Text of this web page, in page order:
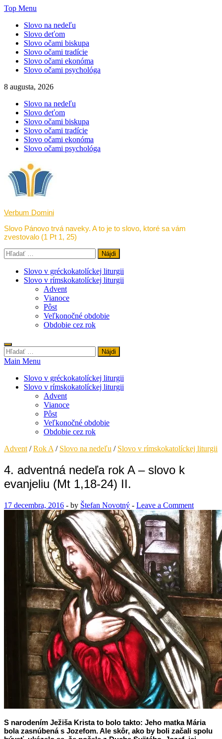
Skip
content
Top Menu
Slovo na nedeľu
Slovo deťom
Slovo očami biskupa
Slovo očami tradície
Slovo očami ekonóma
Slovo očami psychológa
8 augusta, 2026
Slovo na nedeľu
Slovo deťom
Slovo očami biskupa
Slovo očami tradície
Slovo očami ekonóma
Slovo očami psychológa
Verbum Domini
Slovo Pánovo trvá naveky. A to je to slovo, ktoré sa vám
zvestovalo (1 Pt 1, 25)
Hľadať:
Slovo v gréckokatolíckej liturgii
Slovo v rímskokatolíckej liturgii
Advent
Vianoce
Pôst
Veľkonočné obdobie
Obdobie cez rok
Hľadať:
Main Menu
Slovo v gréckokatolíckej liturgii
Slovo v rímskokatolíckej liturgii
Advent
Vianoce
Pôst
Veľkonočné obdobie
Obdobie cez rok
Advent /Rok A / Slovo na nedeľu / Slovo v rímskokatolíckej liturgii
4. adventná nedeľa rok A – slovo k
evanjeliu (Mt 1,18-24) II.
17 decembra, 2016 - by Štefan Novotný - Leave a Comment
S narodením Ježiša Krista to bolo takto: Jeho matka Mária
bola zasnúbená s Jozefom. Ale skôr, ako by boli začali spolu